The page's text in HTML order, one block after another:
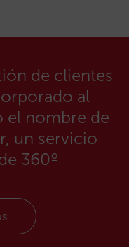
de clientes
al
el nombre de
un servicio
360º